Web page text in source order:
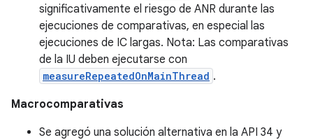
significativamente el riesgo de ANR durante las
ejecuciones de comparativas, en especial las
ejecuciones de IC largas. Nota: Las comparativas
de la IU deben ejecutarse con
measureRepeatedOnMainThread .
Macrocomparativas
Se agregó una solución alternativa en la API 34 y